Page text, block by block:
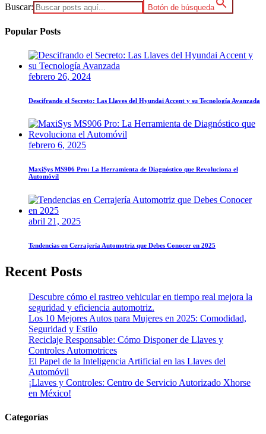
Buscar: Botón de búsqueda
Popular Posts
febrero 26, 2024
Descifrando el Secreto: Las Llaves del Hyundai Accent y su Tecnología Avanzada
febrero 6, 2025
MaxiSys MS906 Pro: La Herramienta de Diagnóstico que Revoluciona el
Automóvil
abril 21, 2025
Tendencias en Cerrajería Automotriz que Debes Conocer en 2025
Recent Posts
Descubre cómo el rastreo vehicular en tiempo real mejora la
seguridad y eficiencia automotriz.
Los 10 Mejores Autos para Mujeres en 2025: Comodidad,
Seguridad y Estilo
Reciclaje Responsable: Cómo Disponer de Llaves y
Controles Automotrices
El Papel de la Inteligencia Artificial en las Llaves del
Automóvil
¡Llaves y Controles: Centro de Servicio Autorizado Xhorse
en México!
Categorías